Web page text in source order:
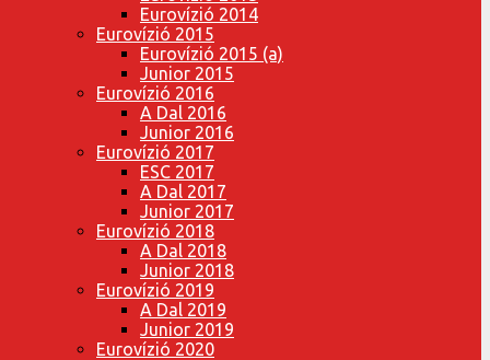
Eurovízió 2014
Eurovízió 2015
Eurovízió 2015 (a)
Junior 2015
Eurovízió 2016
A Dal 2016
Junior 2016
Eurovízió 2017
ESC 2017
A Dal 2017
Junior 2017
Eurovízió 2018
A Dal 2018
Junior 2018
Eurovízió 2019
A Dal 2019
Junior 2019
Eurovízió 2020